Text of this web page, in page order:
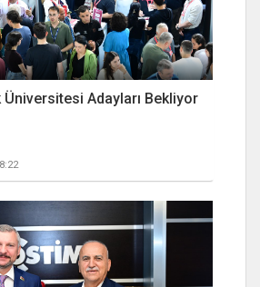
Üniversitesi Adayları Bekliyor